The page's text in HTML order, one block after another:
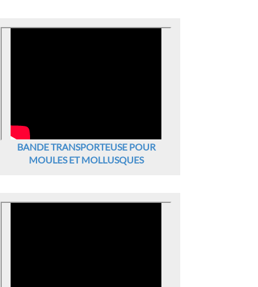
BANDE TRANSPORTEUSE POUR
MOULES ET MOLLUSQUES